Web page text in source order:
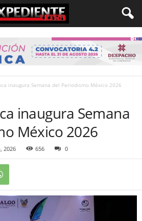
inaugura Semana del Periodismo México 2026
inaugura Semana
México 2026
2026 656 0